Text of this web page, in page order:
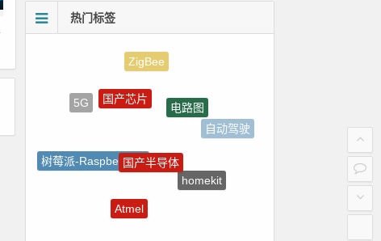
热门标签
ZigBee
5G
自动驾驶
电气光伏
测试
Atmel